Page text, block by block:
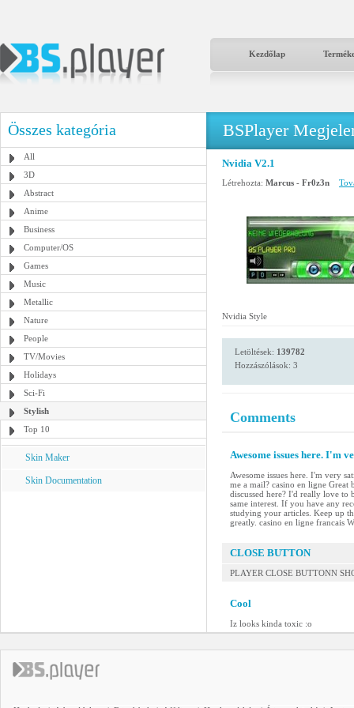
Kezdőlap
Összes kategória
All
3D
Abstract
Anime
Business
Computer/OS
Games
Music
Metallic
Nature
People
TV/Movies
Holidays
Sci-Fi
Stylish
Top 10
Skin Maker
Skin Documentation
BSPlayer
Nvidia V2.1
Létrehozta: Marcus - Fr0z3n
Nvidia Style
Letöltések: 139782
Hozzászólások: 3
Comments
Awesome issues here. I'm
Awesome issues here. I'm very
me a mail? casino en ligne
discussed here? I'd really love to
same interest. If you have any
studying your articles. Keep up
greatly. casino en ligne francais
CLOSE BUTTON
PLAYER CLOSE BUTTONN
Cool
Iz looks kinda toxic :o